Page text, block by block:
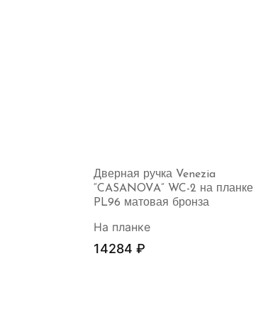
Дверная ручка Venezia
“CASANOVA” WC-2 на планке
PL96 матовая бронза
На планке
14284 ₽